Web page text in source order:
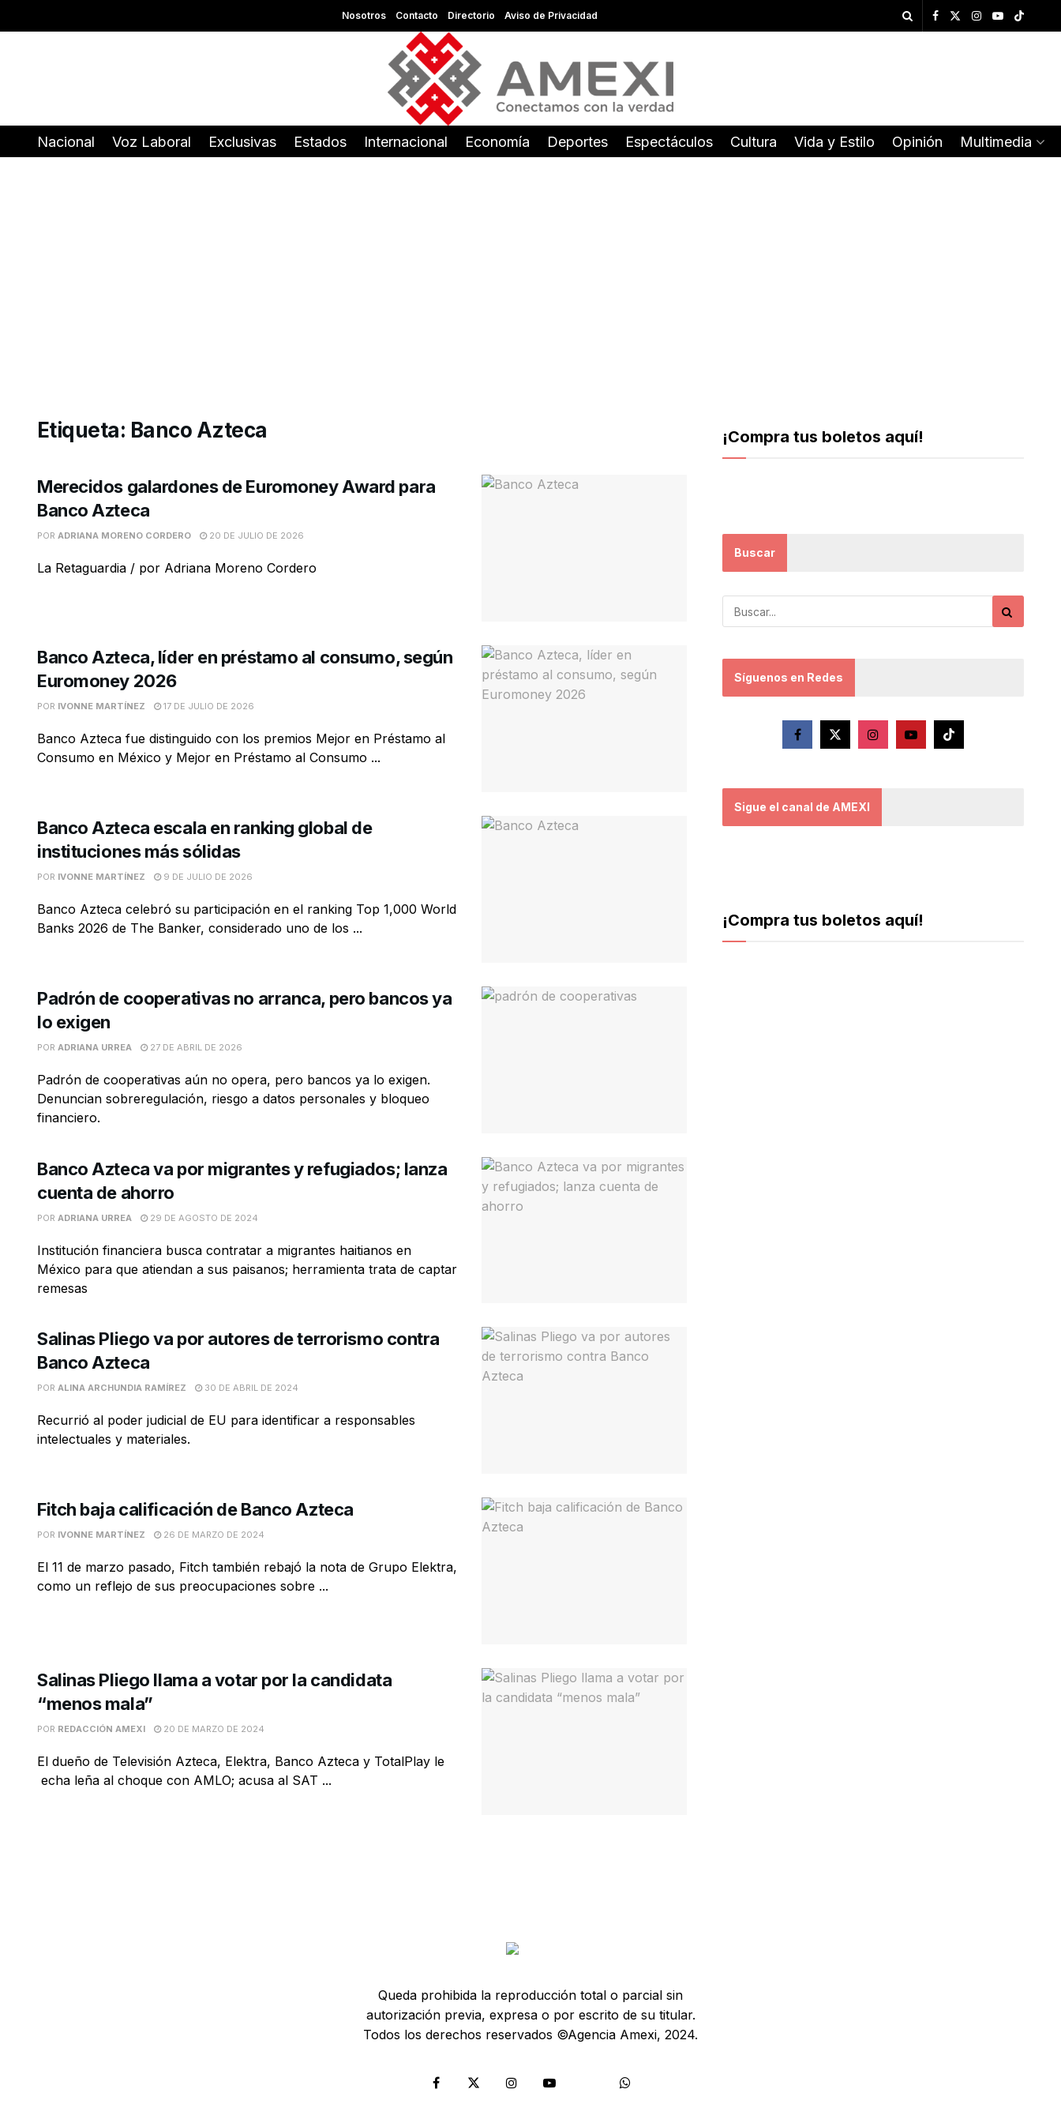
Nosotros Contacto Directorio Aviso de Privacidad
Nacional Voz Laboral Exclusivas Estados Internacional Economía Deportes Espectáculos Cultura Vida y Estilo Opinión Multimedia
Etiqueta: Banco Azteca
Merecidos galardones de Euromoney Award para
Banco Azteca
POR ADRIANA MORENO CORDERO 20 DE JULIO DE 2026
La Retaguardia / por Adriana Moreno Cordero
Banco Azteca, líder en préstamo al consumo, según
Euromoney 2026
POR IVONNE MARTÍNEZ 17 DE JULIO DE 2026
Banco Azteca fue distinguido con los premios Mejor en Préstamo al
Consumo en México y Mejor en Préstamo al Consumo ...
Banco Azteca escala en ranking global de
instituciones más sólidas
POR IVONNE MARTÍNEZ 9 DE JULIO DE 2026
Banco Azteca celebró su participación en el ranking Top 1,000 World
Banks 2026 de The Banker, considerado uno de los ...
Padrón de cooperativas no arranca, pero bancos ya
lo exigen
POR ADRIANA URREA 27 DE ABRIL DE 2026
Padrón de cooperativas aún no opera, pero bancos ya lo exigen.
Denuncian sobreregulación, riesgo a datos personales y bloqueo
financiero.
Banco Azteca va por migrantes y refugiados; lanza
cuenta de ahorro
POR ADRIANA URREA 29 DE AGOSTO DE 2024
Institución financiera busca contratar a migrantes haitianos en
México para que atiendan a sus paisanos; herramienta trata de captar
remesas
Salinas Pliego va por autores de terrorismo contra
Banco Azteca
POR ALINA ARCHUNDIA RAMÍREZ 30 DE ABRIL DE 2024
Recurrió al poder judicial de EU para identificar a responsables
intelectuales y materiales.
Fitch baja calificación de Banco Azteca
POR IVONNE MARTÍNEZ 26 DE MARZO DE 2024
El 11 de marzo pasado, Fitch también rebajó la nota de Grupo Elektra,
como un reflejo de sus preocupaciones sobre ...
Salinas Pliego llama a votar por la candidata
“menos mala”
POR REDACCIÓN AMEXI 20 DE MARZO DE 2024
El dueño de Televisión Azteca, Elektra, Banco Azteca y TotalPlay le
echa leña al choque con AMLO; acusa al SAT ...
¡Compra tus boletos aquí!
Buscar
Síguenos en Redes
Sigue el canal de AMEXI
¡Compra tus boletos aquí!
Queda prohibida la reproducción total o parcial sin
autorización previa, expresa o por escrito de su titular.
Todos los derechos reservados ©Agencia Amexi, 2024.